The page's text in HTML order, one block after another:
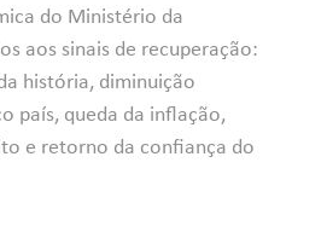
do Ministério da
aos sinais de recuperação:
história, diminuição
país, queda da inflação,
e retorno da confiança do